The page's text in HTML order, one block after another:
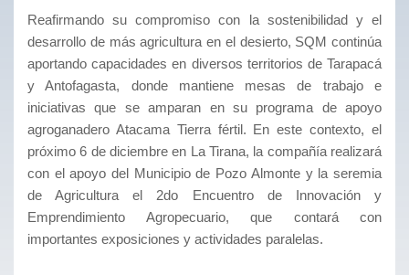
Reafirmando su compromiso con la sostenibilidad y el
desarrollo de más agricultura en el desierto, SQM continúa
aportando capacidades en diversos territorios de Tarapacá
y Antofagasta, donde mantiene mesas de trabajo e
iniciativas que se amparan en su programa de apoyo
agroganadero Atacama Tierra fértil. En este contexto, el
próximo 6 de diciembre en La Tirana, la compañía realizará
con el apoyo del Municipio de Pozo Almonte y la seremia
de Agricultura el 2do Encuentro de Innovación y
Emprendimiento Agropecuario, que contará con
importantes exposiciones y actividades paralelas.